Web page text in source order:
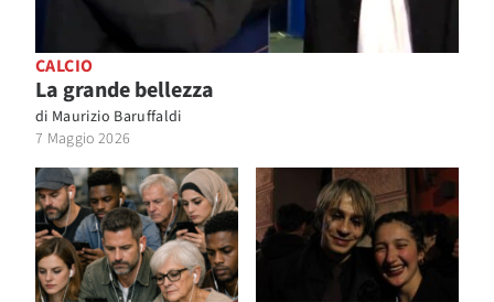
CALCIO
La grande bellezza
di Maurizio Baruffaldi
7 Maggio 2026